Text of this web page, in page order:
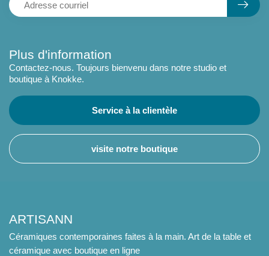
Plus d'information
Contactez-nous. Toujours bienvenu dans notre studio et
boutique à Knokke.
Service à la clientèle
visite notre boutique
ARTISANN
Céramiques contemporaines faites à la main. Art de la table et
céramique avec boutique en ligne